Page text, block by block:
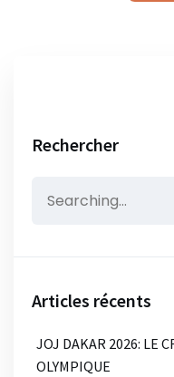
Rechercher
for:
Articles récents
JOJ DAKAR 2026: LE
OLYMPIQUE